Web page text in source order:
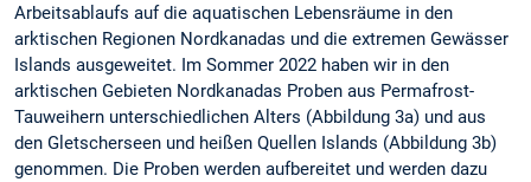
Arbeitsablaufs auf die aquatischen Lebensräume in den
arktischen Regionen Nordkanadas und die extremen Gewässer
Islands ausgeweitet. Im Sommer 2022 haben wir in den
arktischen Gebieten Nordkanadas Proben aus Permafrost-
Tauweihern unterschiedlichen Alters (Abbildung 3a) und aus
den Gletscherseen und heißen Quellen Islands (Abbildung 3b)
genommen. Die Proben werden aufbereitet und werden dazu